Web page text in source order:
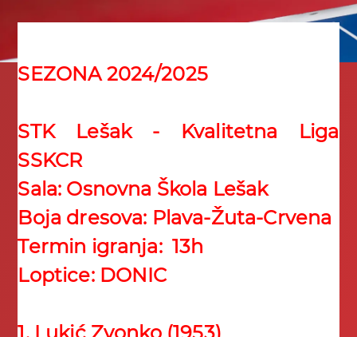
SEZONA 2024/2025
STK Lešak - Kvalitetna Liga
SSKCR
Sala: Osnovna Škola Lešak
Boja dresova: Plava-Žuta-Crvena
Termin igranja: 13h
Loptice: DONIC